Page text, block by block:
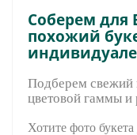
Соберем для
похожий
Подберем свежий
цветовой гаммы и
Хотите фото